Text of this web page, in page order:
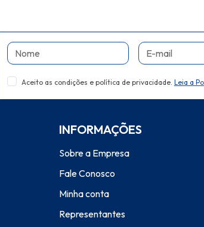
Nome E-mail
Aceito as condições e política de privacidade. Leia a
INFORMAÇÕES
Sobre a Empresa
Fale Conosco
Minha conta
Representantes